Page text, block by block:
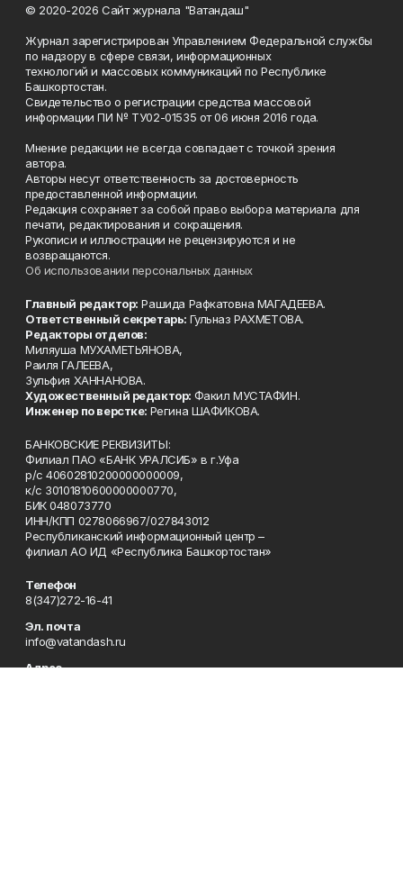
© 2020-2026 Сайт журнала "Ватандаш"
Журнал зарегистрирован Управлением Федеральной службы
по надзору в сфере связи, информационных
технологий и массовых коммуникаций по Республике
Башкортостан.
Свидетельство о регистрации средства массовой
информации ПИ № ТУ02-01535 от 06 июня 2016 года.
Мнение редакции не всегда совпадает с точкой зрения
автора.
Авторы несут ответственность за достоверность
предоставленной информации.
Редакция сохраняет за собой право выбора материала для
печати, редактирования и сокращения.
Рукописи и иллюстрации не рецензируются и не
возвращаются.
Об использовании персональных данных
Главный редактор: Рашида Рафкатовна МАГАДЕЕВА.
Ответственный секретарь: Гульназ РАХМЕТОВА.
Редакторы отделов:
Миляуша МУХАМЕТЬЯНОВА,
Раиля ГАЛЕЕВА,
Зульфия ХАННАНОВА.
Художественный редактор: Факил МУСТАФИН.
Инженер по верстке: Регина ШАФИКОВА.
БАНКОВСКИЕ РЕКВИЗИТЫ:
Филиал ПАО «БАНК УРАЛСИБ» в г.Уфа
р/с 40602810200000000009,
к/с 30101810600000000770,
БИК 048073770
ИНН/КПП 0278066967/027843012
Республиканский информационный центр –
филиал АО ИД «Республика Башкортостан»
Телефон
8(347)272-16-41
Эл. почта
info@vatandash.ru
Адрес